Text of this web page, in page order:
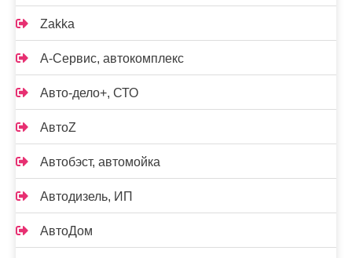
Zakka
А-Сервис, автокомплекс
Авто-дело+, СТО
АвтоZ
Автобэст, автомойка
Автодизель, ИП
АвтоДом